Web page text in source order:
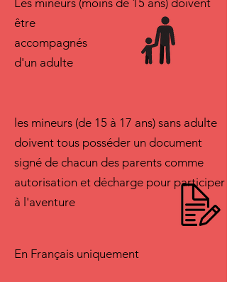
Les mineurs (moins de 15 ans) doivent
être
accompagnés
d'un adulte
les mineurs (de 15 à 17 ans) sans adulte
doivent tous posséder un document
signé de chacun des parents comme
autorisation et décharge pour participer
à l'aventure
En Français uniquement